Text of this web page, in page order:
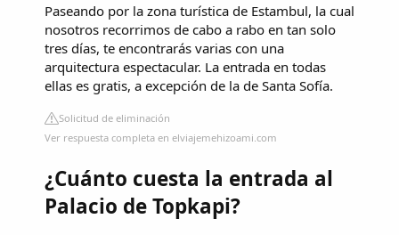
Paseando por la zona turística de Estambul, la cual
nosotros recorrimos de cabo a rabo en tan solo
tres días, te encontrarás varias con una
arquitectura espectacular. La entrada en todas
ellas es gratis, a excepción de la de Santa Sofía.
Solicitud de eliminación
Ver respuesta completa en elviajemehizoami.com
¿Cuánto cuesta la entrada al
Palacio de Topkapi?